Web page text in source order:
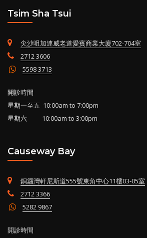
Tsim Sha Tsui
尖沙咀加連威老道愛賓商業大廈702-704室
2712 3606
5598 3713
開診時間
星期一至五 10:00am to 7:00pm
星期六 10:00am to 3:00pm
Causeway Bay
銅鑼灣軒尼斯道555號東角中心11樓03-05室
2712 3366
5282 9867
開診時間